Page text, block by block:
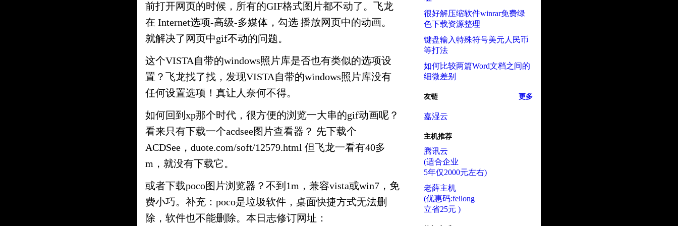
前打开网页的时候，所有的GIF格式图片都不动了。飞龙
在 Internet选项-高级-多媒体，勾选 播放网页中的动画。
就解决了网页中gif不动的问题。
这个VISTA自带的windows照片库是否也有类似的选项设
置？飞龙找了找，发现VISTA自带的windows照片库没有
任何设置选项！真让人奈何不得。
如何回到xp那个时代，很方便的浏览一大串的gif动画呢？
看来只有下载一个acdsee图片查看器？ 先下载个
ACDSee，duote.com/soft/12579.html 但飞龙一看有40多
m，就没有下载它。
或者下载poco图片浏览器？ 不到1m，兼容vista或win7，免
费小巧。补充：poco是垃圾软件，桌面快捷方式无法删
除，软件也不能删除。本日志修订网址：
很好解压缩软件winrar免费绿
色下载资源整理
键盘输入特殊符号美元人民币
等打法
如何比较两篇Word文档之间的
细微差别
友链 更多
嘉湿云
主机推荐
腾讯云
(适合企业
5年仅2000元左右)
老薛主机
(优惠码:feilong
立省25元 )